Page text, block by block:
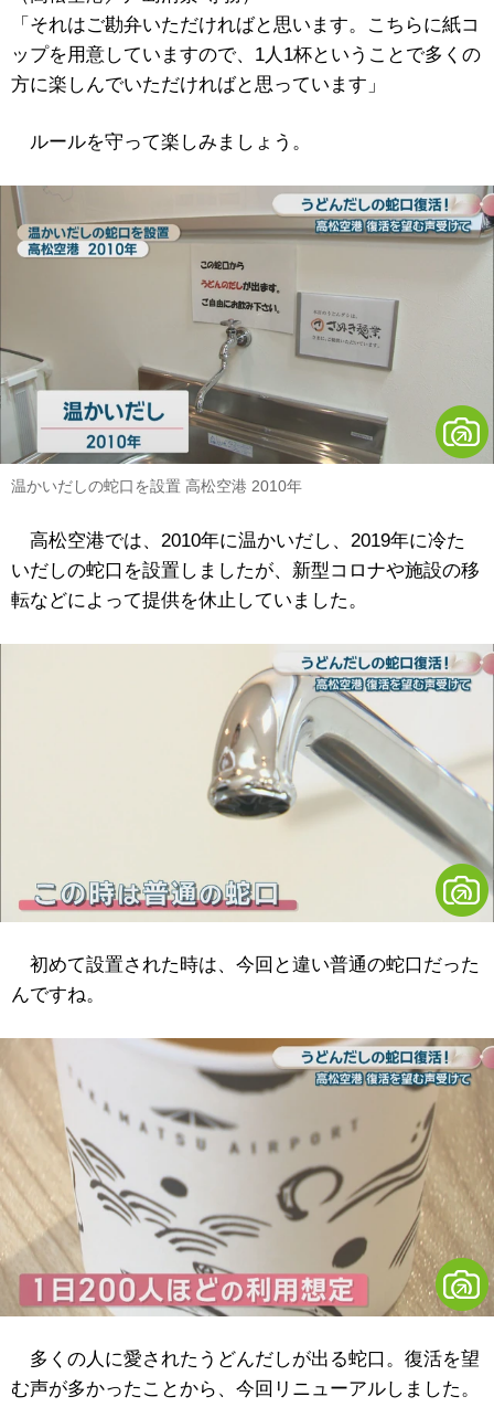
「それはご勘弁いただければと思います。こちらに紙コ
ップを用意していますので、1人1杯ということで多くの
方に楽しんでいただければと思っています」
ルールを守って楽しみましょう。
温かいだしの蛇口を設置 高松空港 2010年
高松空港では、2010年に温かいだし、2019年に冷た
いだしの蛇口を設置しましたが、新型コロナや施設の移
転などによって提供を休止していました。
初めて設置された時は、今回と違い普通の蛇口だった
んですね。
多くの人に愛されたうどんだしが出る蛇口。復活を望
む声が多かったことから、今回リニューアルしました。